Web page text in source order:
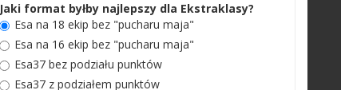
Jaki format byłby najlepszy dla Ekstraklasy?
Esa na 18 ekip bez "pucharu maja"
Esa na 16 ekip bez "pucharu maja"
Esa37 bez podziału punktów
Esa37 z podziałem punktów